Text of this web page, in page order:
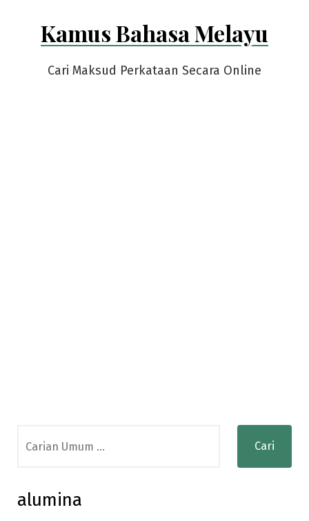
Kamus Bahasa Melayu
Cari Maksud Perkataan Secara Online
for:
alumina